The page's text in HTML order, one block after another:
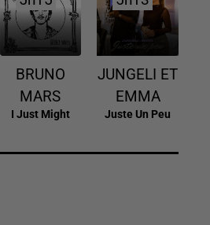
BRUNO
MARS
I Just Might
JUNGELI ET
EMMA
Juste Un Peu